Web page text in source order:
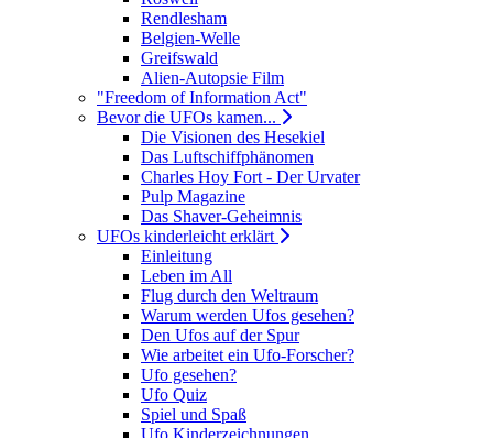
Rendlesham
Belgien-Welle
Greifswald
Alien-Autopsie Film
"Freedom of Information Act"
Bevor die UFOs kamen...
Die Visionen des Hesekiel
Das Luftschiffphänomen
Charles Hoy Fort - Der Urvater
Pulp Magazine
Das Shaver-Geheimnis
UFOs kinderleicht erklärt
Einleitung
Leben im All
Flug durch den Weltraum
Warum werden Ufos gesehen?
Den Ufos auf der Spur
Wie arbeitet ein Ufo-Forscher?
Ufo gesehen?
Ufo Quiz
Spiel und Spaß
Ufo Kinderzeichnungen